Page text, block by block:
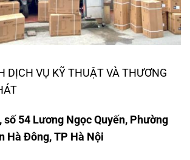
DỊCH VỤ KỸ THUẬT VÀ THƯƠNG
số 54 Lương Ngọc Quyến, Phường
Hà Đông, TP Hà Nội